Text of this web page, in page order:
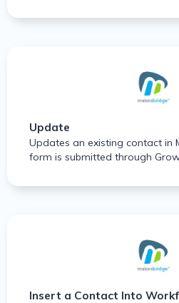
Update
Updates an existing contact in
form is submitted through
Insert a Contact Into